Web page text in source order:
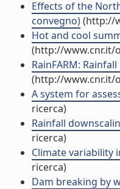
Effects of the
convegno)(http://
Hot and cool
(http://www.cnr.it/
RainFARM:
(http://www.cnr.it/
A system for
ricerca)
Rainfall
ricerca)
Climate variability
ricerca)
Dam breaking by